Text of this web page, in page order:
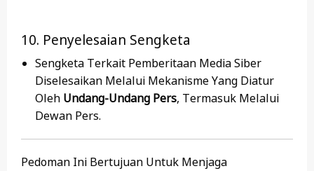
10. Penyelesaian Sengketa
Sengketa Terkait Pemberitaan Media Siber
Diselesaikan Melalui Mekanisme Yang Diatur
Oleh Undang-Undang Pers, Termasuk Melalui
Dewan Pers.
Pedoman Ini Bertujuan Untuk Menjaga